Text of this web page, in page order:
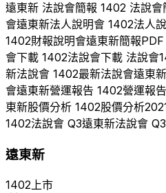
遠東新 法說會簡報 1402 法說會
會遠東新法人說明會 1402法人
1402財報說明會遠東新簡報PDF
會下載 1402法說會下載 法說會
新法說會 1402最新法說會遠東新
會遠東新營運報告 1402營運報
東新股價分析 1402股價分析
1402法說會 Q3遠東新法說會 Q3
遠東新
1402 上市